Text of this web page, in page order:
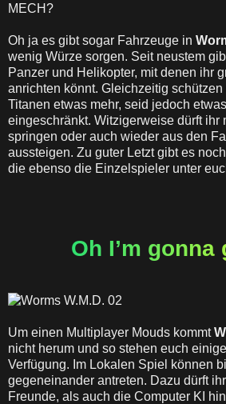
MECH?
Oh ja es gibt sogar Fahrzeuge in
wenig Würze sorgen. Seit neustem
Panzer und Helikopter, mit denen ihr
anrichten könnt. Gleichzeitig
Titanen etwas mehr, seid jedoch
eingeschränkt. Witzigerweise dürft ihr
springen oder auch wieder aus den
aussteigen. Zu guter Letzt gibt es
die ebenso die Einzelspieler unter
Oh I’m gonna
Um einen Multiplayer Mouds kommt
nicht herum und so stehen euch
Verfügung. Im Lokalen Spiel können
gegeneinander antreten. Dazu dürft
Freunde, als auch die Computer KI